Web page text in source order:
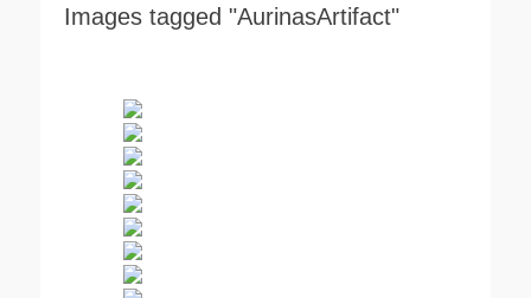
Images tagged "AurinasArtifact"